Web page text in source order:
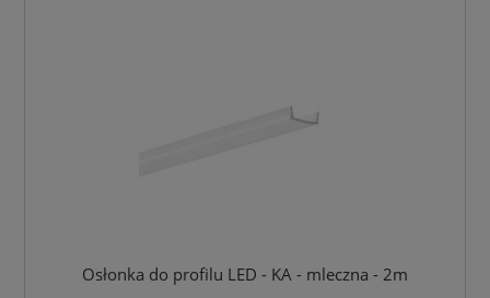
Osłonka do profilu LED - KA - mleczna - 2m